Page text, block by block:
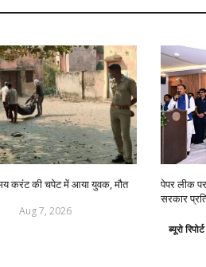
करंट की चपेट में आया युवक, मौत
Aug 7, 2026
पेपर लीक
सरकार
ब्यूरो रिपोर्ट